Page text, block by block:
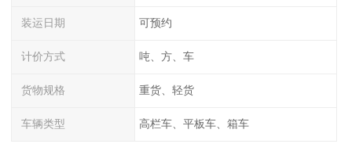
装运日期 可预约
计价方式 吨、方、车
货物规格 重货、轻货
车辆类型 高栏车、平板车、箱车